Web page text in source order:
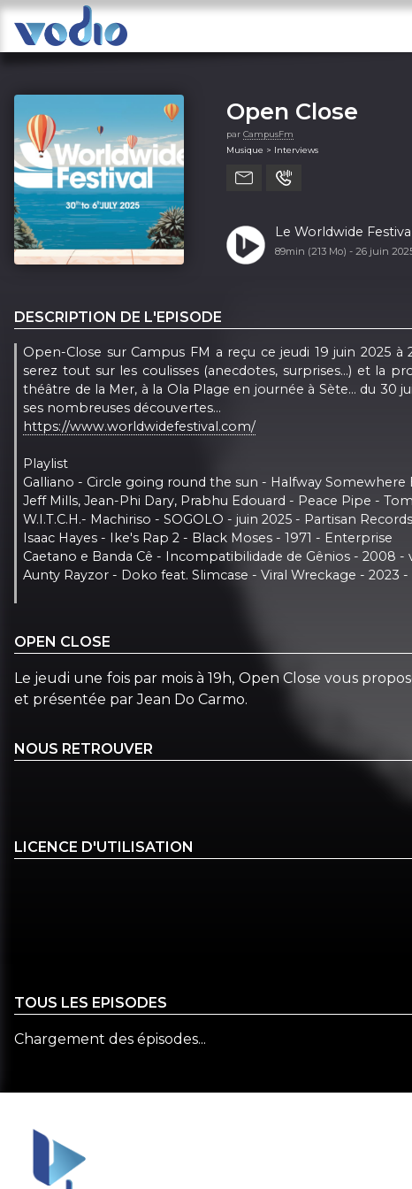
Open Close
par CampusFm
Musique > Interviews
Le Worldwide
89min (213 Mo) - 26 juin
DESCRIPTION DE L'EPISODE
Open-Close sur Campus FM a reçu ce jeudi 19 juin 2025
serez tout sur les coulisses (anecdotes, surprises...) et la
théâtre de la Mer, à la Ola Plage en journée à Sète… du 30
ses nombreuses découvertes...
https://www.worldwidefestival.com/
Playlist
Galliano - Circle going round the sun - Halfway
Jeff Mills, Jean-Phi Dary, Prabhu Edouard - Peace Pipe -
W.I.T.C.H.- Machiriso - SOGOLO - juin 2025 - Partisan Records
Isaac Hayes - Ike's Rap 2 - Black Moses - 1971 - Enterprise
Caetano e Banda Cê - Incompatibilidade de Gênios - 2008 -
Aunty Rayzor - Doko feat. Slimcase - Viral Wreckage - 2023 -
OPEN CLOSE
Le jeudi une fois par mois à 19h, Open Close vous
et présentée par Jean Do Carmo.
NOUS RETROUVER
LICENCE D'UTILISATION
TOUS LES EPISODES
Chargement des épisodes...